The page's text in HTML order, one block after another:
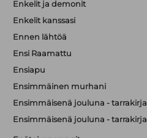
Enkelit ja demonit
Enkelit kanssasi
Ennen lähtöä
Ensi Raamattu
Ensiapu
Ensimmäinen murhani
Ensimmäisenä jouluna - tarrakirja
Ensimmäisenä jouluna - tarrakirja